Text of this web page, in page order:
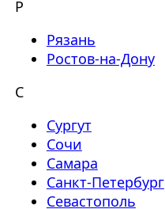
Р
Рязань
Ростов-на-Дону
С
Сургут
Сочи
Самара
Санкт-Петербург
Севастополь